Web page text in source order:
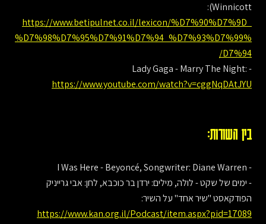
Winnicott):
https://www.betipulnet.co.il/lexicon/%D7%90%D7%9D_
%D7%98%D7%95%D7%91%D7%94_%D7%93%D7%99%
D7%94/
- Lady Gaga - Marry The Night:
https://www.youtube.com/watch?v=cggNqDAtJYU
בין השורות:
- I Was Here - Beyoncé, Songwriter: Diane Warren
- ימים של שקט - לולה, מילים: ירדן בר כוכבא, לחן: אבי גרייניק
הפודקאסט "שיר אחד" על השיר:
https://www.kan.org.il/Podcast/item.aspx?pid=17089